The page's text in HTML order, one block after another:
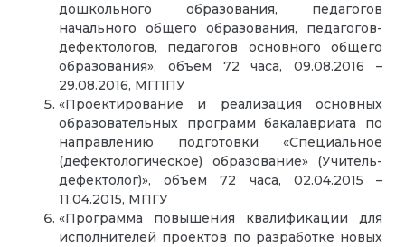
дошкольного образования, педагогов
начального общего образования, педагогов-
дефектологов, педагогов основного общего
образования», объем 72 часа, 09.08.2016 –
29.08.2016, МГППУ
«Проектирование и реализация основных
образовательных программ бакалавриата по
направлению подготовки «Специальное
(дефектологическое) образование» (Учитель-
дефектолог)», объем 72 часа, 02.04.2015 –
11.04.2015, МПГУ
«Программа повышения квалификации для
исполнителей проектов по разработке новых